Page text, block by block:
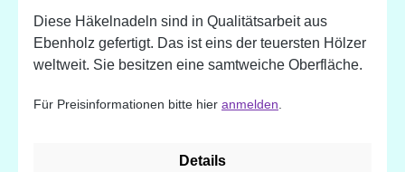
Diese Häkelnadeln sind in Qualitätsarbeit aus
Ebenholz gefertigt. Das ist eins der teuersten Hölzer
weltweit. Sie besitzen eine samtweiche Oberfläche.
Für Preisinformationen bitte hier anmelden
Details